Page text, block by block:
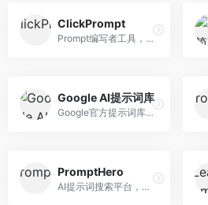
ClickPrompt
Prompt编写者工具，专注于提示词创作辅助。面向提示词创作者，提供提示词编辑、测试、分享等服务，创作工具完善。
Google AI提示词库
Google官方提示词库，专注于Gemini模型优化。面向开发者，提供官方提示词指南、最佳实践、示例代码等资源，权威性强。
PromptHero
AI提示词搜索平台，整合多种AI工具提示词资源。面向AI创作者，提供提示词搜索、模板库、社区分享等服务，提示词资源丰富。